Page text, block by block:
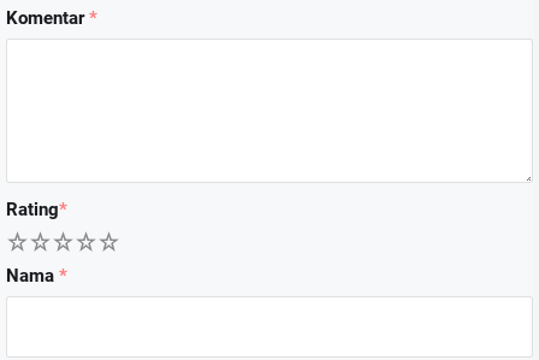
Komentar*
Rating*
5
4
3
2
Nama *